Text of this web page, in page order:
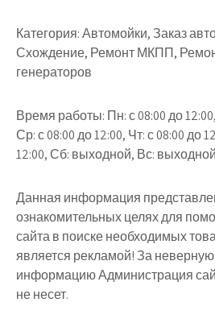
Категория:Автомойки, Заказ
Схождение, Ремонт МКПП,
генераторов
Время работы: Пн: с 08:00 до
Ср: с 08:00 до 12:00, Чт: с 08:00 до
12:00, Сб: выходной, Вс: выходной
Данная информация
ознакомительных целях для
сайта в поиске необходимых
является рекламой! За
информацию Администрация
не несет.